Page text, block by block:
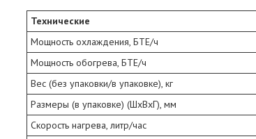
Технические
Мощность охлаждения, БТЕ/ч
Мощность обогрева, БТЕ/ч
Вес (без упаковки/в упаковке), кг
Размеры (в упаковке) (ШхВхГ), мм
Скорость нагрева, литр/час